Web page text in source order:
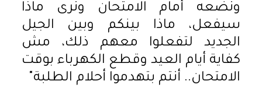
ونضعه أمام الامتحان ونرى ماذا
سيفعل، ماذا بينكم وبين الجيل
الجديد لتفعلوا معهم ذلك، مش
كفاية أيام العيد وقطع الكهرباء بوقت
الامتحان.. أنتم بتهدموا أحلام الطلبة"